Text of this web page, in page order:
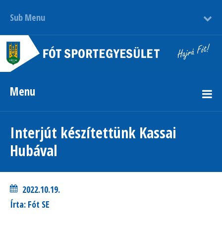
Sub Menu
Menu
Interjút készítettünk Kassai
Hubával
2022.10.19.
Írta: Fót SE